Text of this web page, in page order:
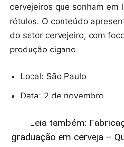
cervejeiros que sonham em
rótulos. O conteúdo
do setor cervejeiro, com
produção cigano
Local: São Paulo
Data: 2 de novembro
Leia também:
graduação em cerveja –